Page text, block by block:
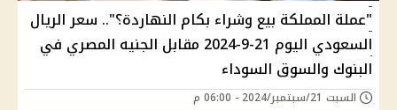
"عملة المملكة بيع وشراء بكام النهاردة؟".. سعر الريال
السعودي اليوم 21-9-2024 مقابل الجنيه المصري في
البنوك والسوق السوداء
السبت 21/سبتمبر/2024 - 06:00 م